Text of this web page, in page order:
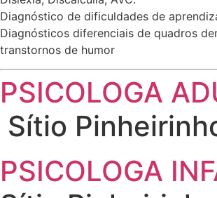
Diagnóstico de dificuldades de
Diagnósticos diferenciais de quadros
transtornos de humor
PSICOLOGA
Sítio
PSICOLOGA